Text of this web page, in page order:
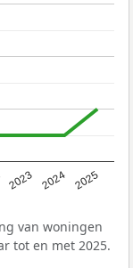
2023 2024 2025
van woningen
tot en met 2025.